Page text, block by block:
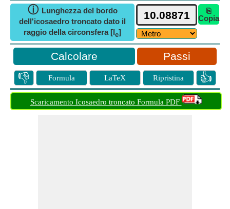
ⓘ Lunghezza del bordo
dell'icosaedro troncato dato il
raggio della circonsfera [le]
⎘
Copia
Passi
👎 Formula LaTeX Ripristina 👍
Scaricamento Icosaedro troncato Formula PDF